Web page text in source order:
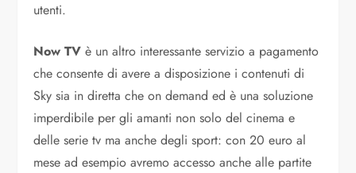
utenti.
Now TV è un altro interessante servizio a pagamento
che consente di avere a disposizione i contenuti di
Sky sia in diretta che on demand ed è una soluzione
imperdibile per gli amanti non solo del cinema e
delle serie tv ma anche degli sport: con 20 euro al
mese ad esempio avremo accesso anche alle partite